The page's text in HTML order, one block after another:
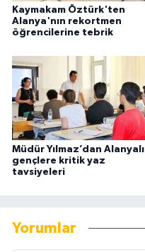
Kaymakam Öztürk'ten
Alanya'nın rekortmen
öğrencilerine tebrik
Müdür Yılmaz’dan Alanyalı
gençlere kritik yaz
tavsiyeleri
Yorumlar